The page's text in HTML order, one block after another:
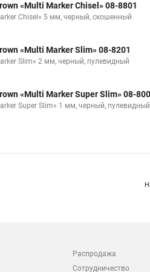
«Multi Marker Chisel» 08-8801
Chisel» 5 мм, черный, скошенный
«Multi Marker Slim» 08-8201
Slim» 2 мм, черный, пулевидный
«Multi Marker Super Slim» 08-
Super Slim» 1 мм, черный, пулевидный
Распродажа
Сотрудничество